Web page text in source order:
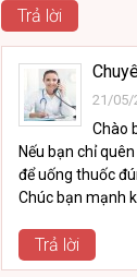
Trả lời
21/05/
Chào
Nếu bạn chỉ
để uống thuốc
Chúc bạn mạnh
Trả lời